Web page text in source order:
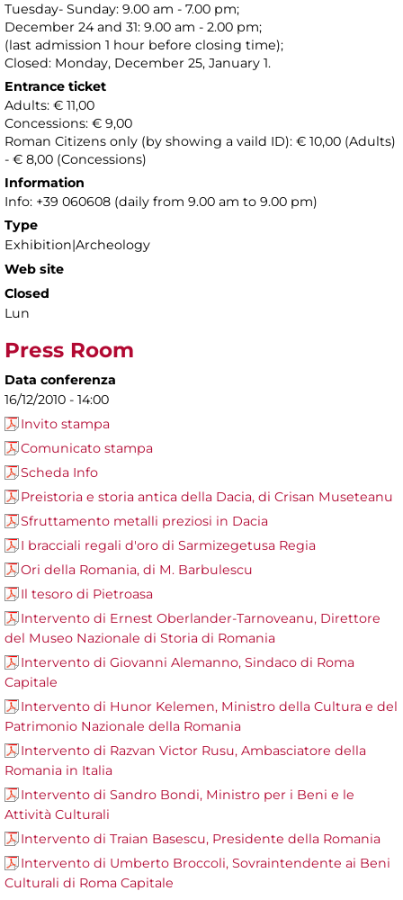
Tuesday- Sunday: 9.00 am - 7.00 pm;
December 24 and 31: 9.00 am - 2.00 pm;
(last admission 1 hour before closing time);
Closed: Monday, December 25, January 1.
Entrance ticket
Adults: € 11,00
Concessions: € 9,00
Roman Citizens only (by showing a vaild ID): € 10,00 (Adults)
- € 8,00 (Concessions)
Information
Info: +39 060608 (daily from 9.00 am to 9.00 pm)
Type
Exhibition|Archeology
Web site
Closed
Lun
Press Room
Data conferenza
16/12/2010 - 14:00
Invito stampa
Comunicato stampa
Scheda Info
Preistoria e storia antica della Dacia, di Crisan Museteanu
Sfruttamento metalli preziosi in Dacia
I bracciali regali d'oro di Sarmizegetusa Regia
Ori della Romania, di M. Barbulescu
Il tesoro di Pietroasa
Intervento di Ernest Oberlander-Tarnoveanu, Direttore
del Museo Nazionale di Storia di Romania
Intervento di Giovanni Alemanno, Sindaco di Roma
Capitale
Intervento di Hunor Kelemen, Ministro della Cultura e del
Patrimonio Nazionale della Romania
Intervento di Razvan Victor Rusu, Ambasciatore della
Romania in Italia
Intervento di Sandro Bondi, Ministro per i Beni e le
Attività Culturali
Intervento di Traian Basescu, Presidente della Romania
Intervento di Umberto Broccoli, Sovraintendente ai Beni
Culturali di Roma Capitale